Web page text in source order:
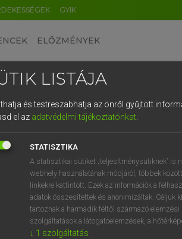
GYIK
ELŐZMÉNYEK
Magyar−angol egyetemes
VAN ELŐFIZETÉSED?
LISTÁJA
és testreszabhatja az önről gyűjtött
el az adatvédelmi tájékoztatónkat.
STATISZTIKA
A statisztikai sütiket „teljesítménysütiknek” is
webhely használatának módjáról, többek
linkekre kattintott. Ezek az információk a
adatok összesítettek és anonimizáltak. Céljuk
tartoznak a harmadik féltől származó
szolgáltatások a látogatóelemzések, a
↓ 1 szolgáltatás
EN HU DE CN FR ES IT NL
0 1 2 3 4 5
q w e r t
a s d f g
í y x c v